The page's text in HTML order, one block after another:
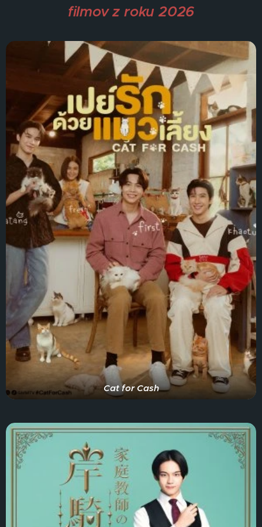
filmov z roku 2026
Cat for Cash